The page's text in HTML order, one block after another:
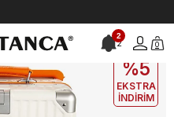
2
2 0
EKLE5
%5
EKSTRA
İNDİRİM